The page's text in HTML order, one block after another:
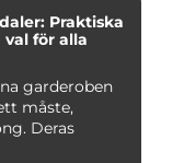
Praktiska
för alla
garderoben
måste,
Deras